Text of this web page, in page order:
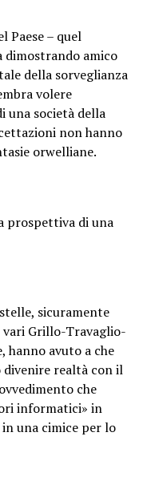
– quel
dimostrando amico
della sorveglianza
volere
una società della
non hanno
orwelliane.
prospettiva di una
sicuramente
Grillo-Travaglio-
hanno avuto a che
divenire realtà con il
che
informatici» in
una cimice per lo